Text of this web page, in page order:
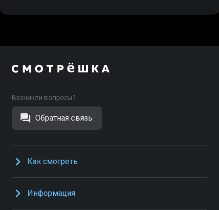
Возникли вопросы?
Обратная связь
Как смотреть
Информация